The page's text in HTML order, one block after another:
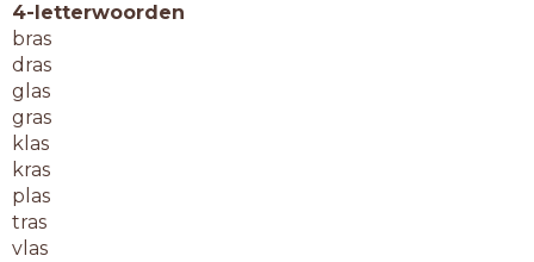
4-letterwoorden
bras
dras
glas
gras
klas
kras
plas
tras
vlas